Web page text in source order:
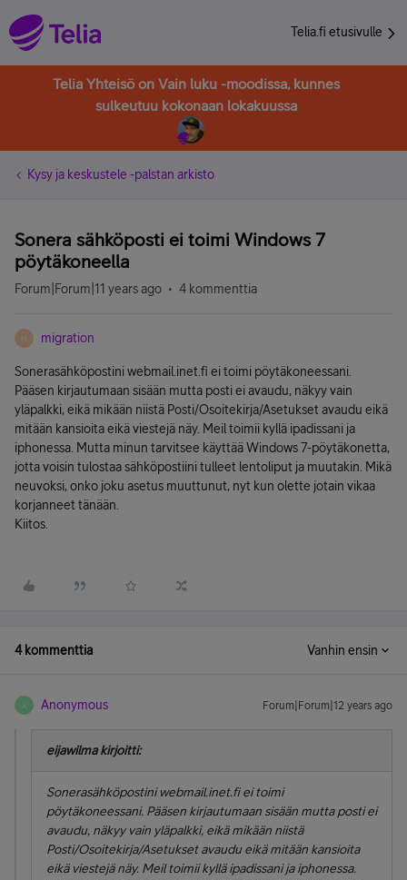
Telia.fi etusivulle
Telia Yhteisö on Vain luku -moodissa, kunnes
sulkeutuu kokonaan lokakuussa
Kysy ja keskustele -palstan arkisto
Sonera sähköposti ei toimi Windows 7
pöytäkoneella
Forum|Forum|11 years ago 4 kommenttia
M migration
Sonerasähköpostini webmail.inet.fi ei toimi pöytäkoneessani.
Pääsen kirjautumaan sisään mutta posti ei avaudu, näkyy vain
yläpalkki, eikä mikään niistä Posti/Osoitekirja/Asetukset avaudu eikä
mitään kansioita eikä viestejä näy. Meil toimii kyllä ipadissani ja
iphonessa. Mutta minun tarvitsee käyttää Windows 7-pöytäkonetta,
jotta voisin tulostaa sähköpostiini tulleet lentoliput ja muutakin. Mikä
neuvoksi, onko joku asetus muuttunut, nyt kun olette jotain vikaa
korjanneet tänään.
Kiitos.
4 kommenttia Vanhin ensin
A Anonymous Forum|Forum|12 years ago
eijawilma kirjoitti:
Sonerasähköpostini webmail.inet.fi ei toimi
pöytäkoneessani. Pääsen kirjautumaan sisään mutta posti ei
avaudu, näkyy vain yläpalkki, eikä mikään niistä
Posti/Osoitekirja/Asetukset avaudu eikä mitään kansioita
eikä viestejä näy. Meil toimii kyllä ipadissani ja iphonessa.